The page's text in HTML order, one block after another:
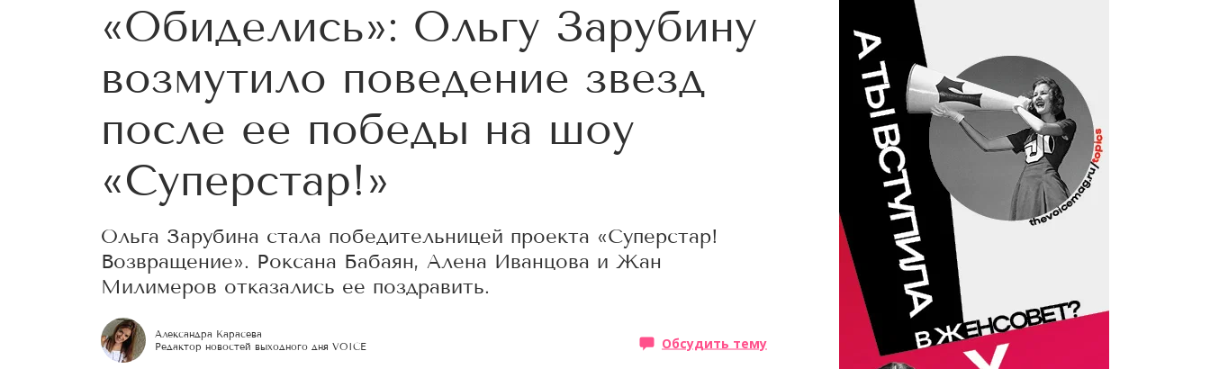
«Обиделись»: Ольгу Зарубину
возмутило поведение звезд
после ее победы на шоу
«Суперстар!»
Ольга Зарубина стала победительницей проекта «Суперстар!
Возвращение». Роксана Бабаян, Алена Иванцова и Жан
Милимеров отказались ее поздравить.
Александра Карасева
Редактор новостей выходного дня VOICE
Обсудить тему